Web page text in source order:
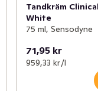
Tandkräm Clinical
White
75 ml, Sensodyne
71,95 kr
959,33 kr /l